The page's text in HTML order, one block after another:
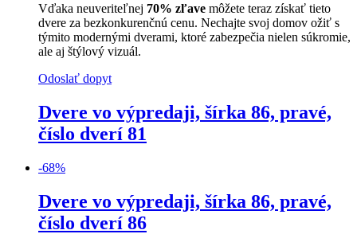
Vďaka neuveriteľnej 70% zľave môžete teraz získať tieto
dvere za bezkonkurenčnú cenu. Nechajte svoj domov ožiť s
týmito modernými dverami, ktoré zabezpečia nielen súkromie,
ale aj štýlový vizuál.
Odoslať dopyt
Dvere vo výpredaji, šírka 86, pravé,
číslo dverí 81
-68%
Dvere vo výpredaji, šírka 86, pravé,
číslo dverí 86